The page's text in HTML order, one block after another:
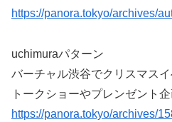
https://panora.tokyo/archives/
uchimuraパターン
バーチャル渋谷でクリスマス
トークショーやプレンゼント
https://panora.tokyo/archives/